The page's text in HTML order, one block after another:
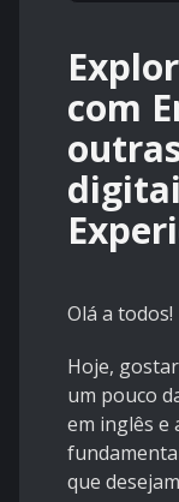
com
Olá a todos!
Hoje,
um pouco
em inglês e
que